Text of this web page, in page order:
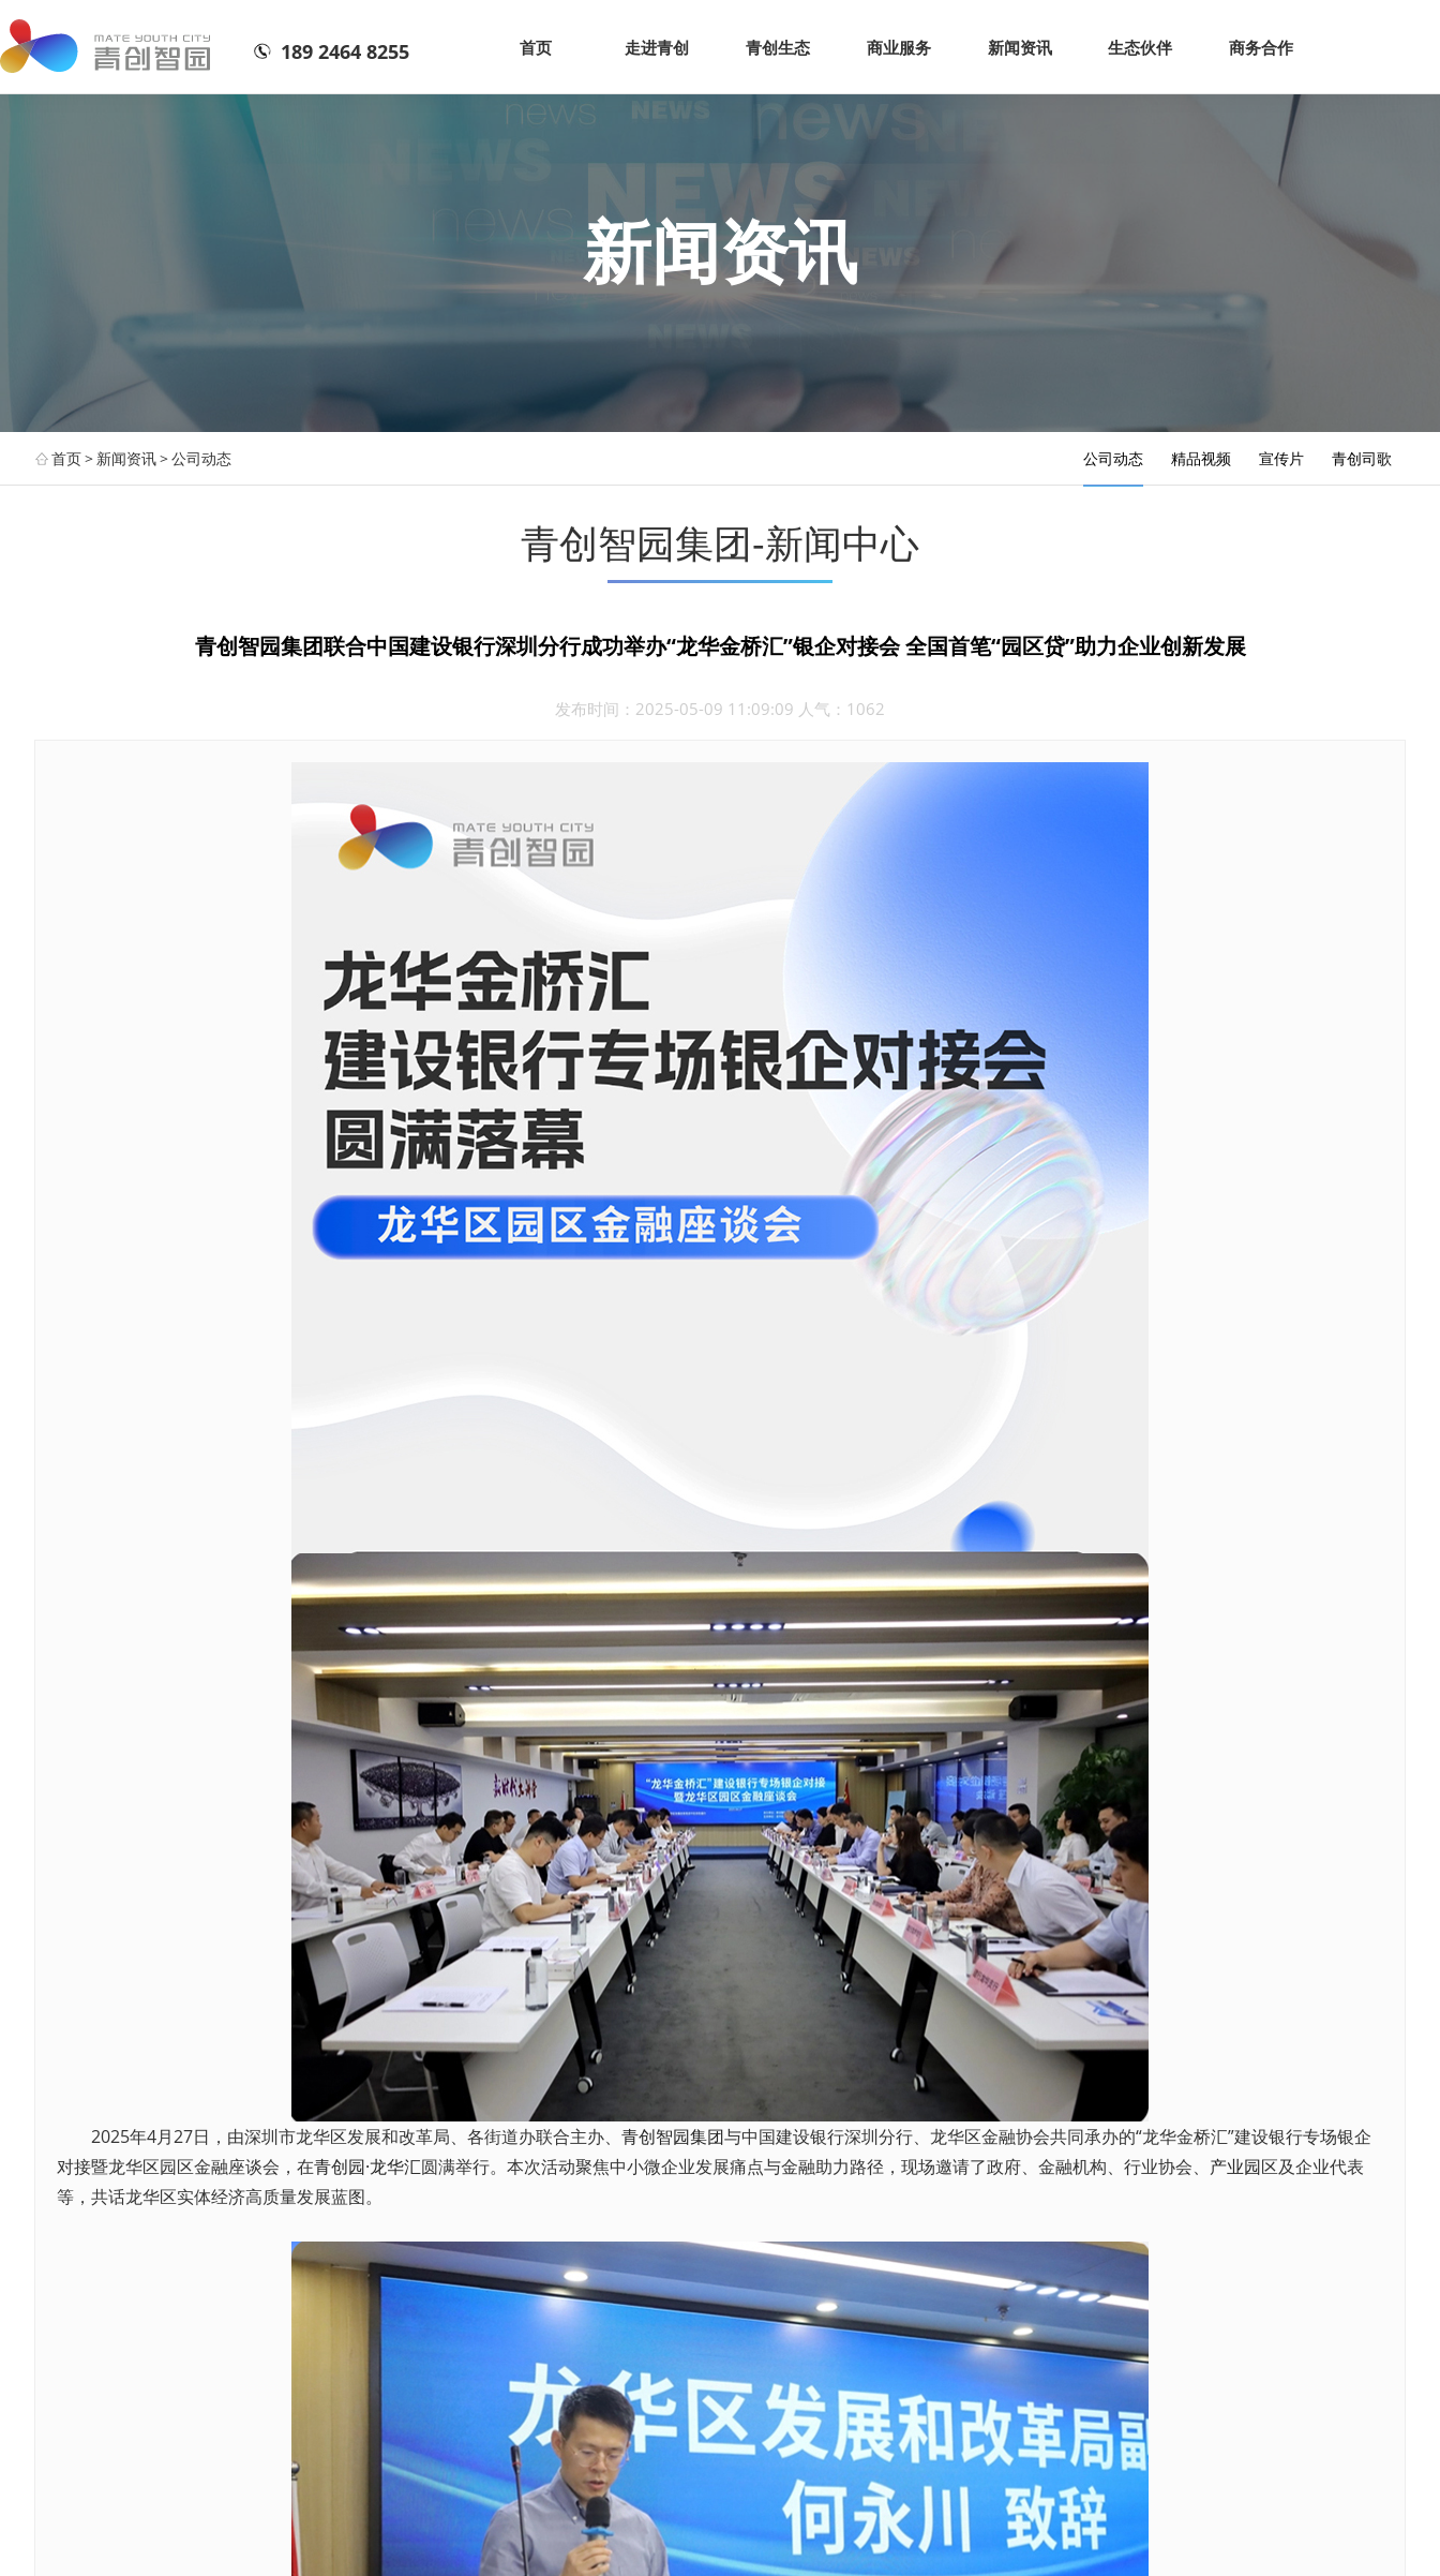
网站首页 走进青创 青创生态 商业服务 新闻资讯 生态伙伴
189 2464 8255 首页 走进青创 青创生态 商业服务 新闻资讯 生态伙伴 商务合作
新闻资讯
首页> 新闻资讯>公司动态 公司动态 精品视频 宣传片 青创司歌
青创智园集团-新闻中心
青创智园集团联合中国建设银行深圳分行成功举办“龙华金桥汇”银企对接会 全国首笔“园区贷”助力企业创新发展
发布时间：2025-05-09 11:09:09 人气：1062
2025年4月27日，由深圳市龙华区发展和改革局、各街道办联合主办、 青创智园集团与中国建设银行深圳分行、龙华区金融协会共同承办的“龙华金桥汇”建设银行专场银企
对接暨龙华区园区金融座谈会，在青创园·龙华汇圆满举行。本次活动聚焦中小微企业发展痛点与金融助力路径，现场邀请了政府、金融机构、行业协会、 产业园区及企业代表
等，共话龙华区实体经济高质量发展蓝图。